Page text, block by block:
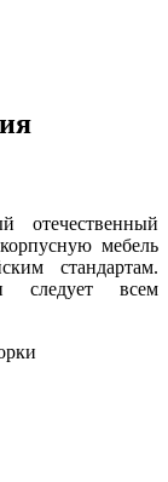
мебель
стандартам.
следует всем